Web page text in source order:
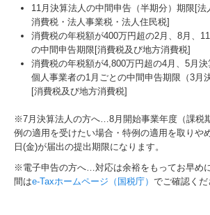
11月決算法人の中間申告（半期分）期限[
消費税・法人事業税・法人住民税]
消費税の年税額が400万円超の2月、8月、
の中間申告期限[消費税及び地方消費税]
消費税の年税額が4,800万円超の4月、5月決
個人事業者の1月ごとの中間申告期限（3月
[消費税及び地方消費税]
※7月決算法人の方へ…8月開始事業年度（課税
例の適用を受けたい場合・特例の適用を取りや
日(金)が届出の提出期限になります。
※電子申告の方へ…対応は余裕をもってお早め
間はe-Taxホームページ（国税庁） でご確認くだ